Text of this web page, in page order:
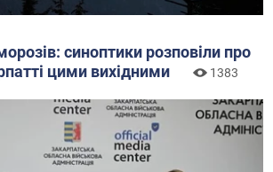
синоптики розповіли про
цими вихідними
1383